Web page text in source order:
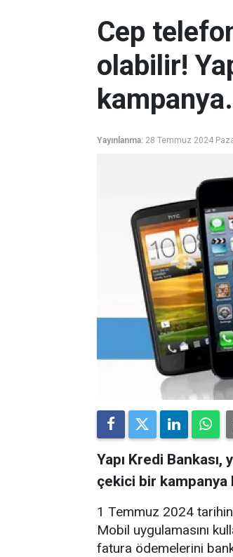
Cep
olabilir!
Yayınlanma: 28 Temmuz 2024
Yapı Kredi
çekici bir kampanya
1 Temmuz 2024
Mobil uygulamasını
fatura ödemelerini